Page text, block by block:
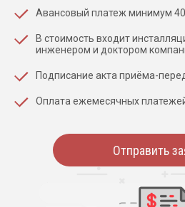
Авансовый платеж минимум
В стоимость входит
инженером и доктором
Подписание акта приёма-
Оплата ежемесячных
Отправить